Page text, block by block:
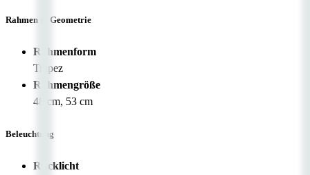
Rahmen & Geometrie
Rahmenform
Trapez
Rahmengröße
48 cm, 53 cm
Beleuchtung
Rücklicht